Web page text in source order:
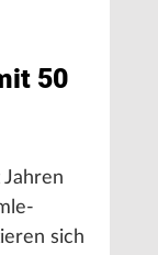
50
Jahren
sich